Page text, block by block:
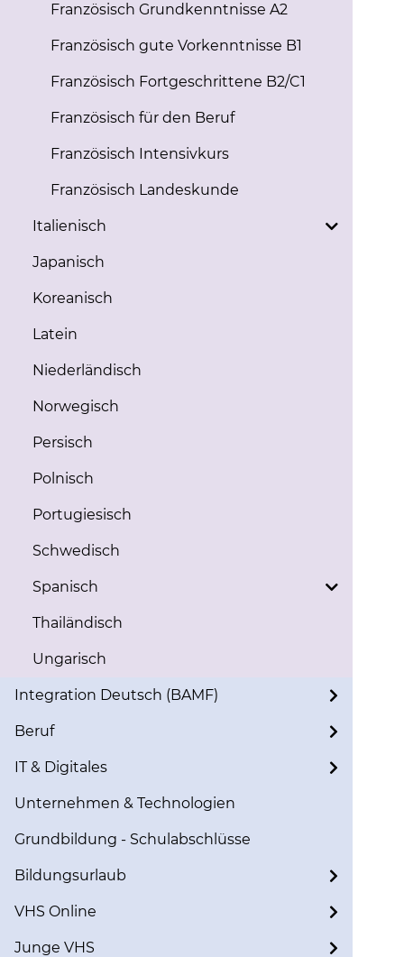
Französisch Grundkenntnisse A2
Französisch gute Vorkenntnisse B1
Französisch Fortgeschrittene B2/C1
Französisch für den Beruf
Französisch Intensivkurs
Französisch Landeskunde
Italienisch
Japanisch
Koreanisch
Latein
Niederländisch
Norwegisch
Persisch
Polnisch
Portugiesisch
Schwedisch
Spanisch
Thailändisch
Ungarisch
Integration Deutsch (BAMF)
Beruf
IT & Digitales
Unternehmen & Technologien
Grundbildung - Schulabschlüsse
Bildungsurlaub
VHS Online
Junge VHS